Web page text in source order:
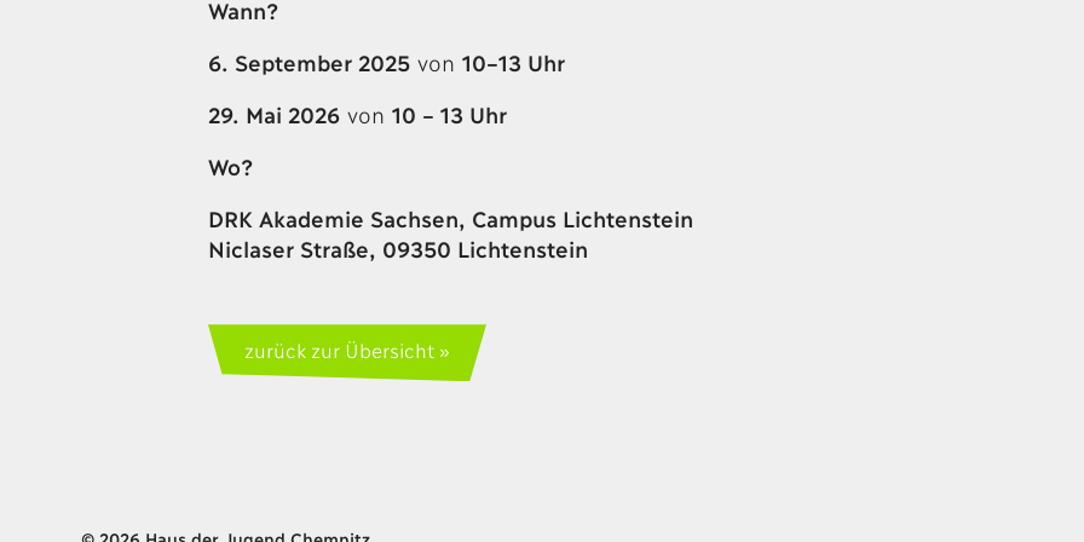
Wann?
6. September 2025 von 10–13 Uhr
29. Mai 2026 von 10 – 13 Uhr
Wo?
DRK Akademie Sachsen, Campus Lichtenstein
Niclaser Straße, 09350 Lichtenstein
zurück zur Übersicht